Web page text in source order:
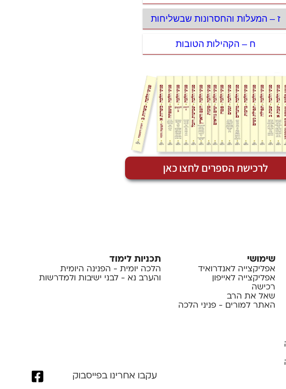
ז – המעלות והחסרונות שבשליחות
ח – הקהילות הטובות
לרכישת הספרים לחצו כאן
שימושי
אפליקצייה לאנדרואיד
אפליקצייה לאייפון
רכישה
שאל את הרב
האתר למורים - פניני הלכה
תכניות לימוד
הלכה יומית - הפנינה היומית
והערב נא - לבני ישיבות ולמדרשות
עקבו אחרינו בפייסבוק